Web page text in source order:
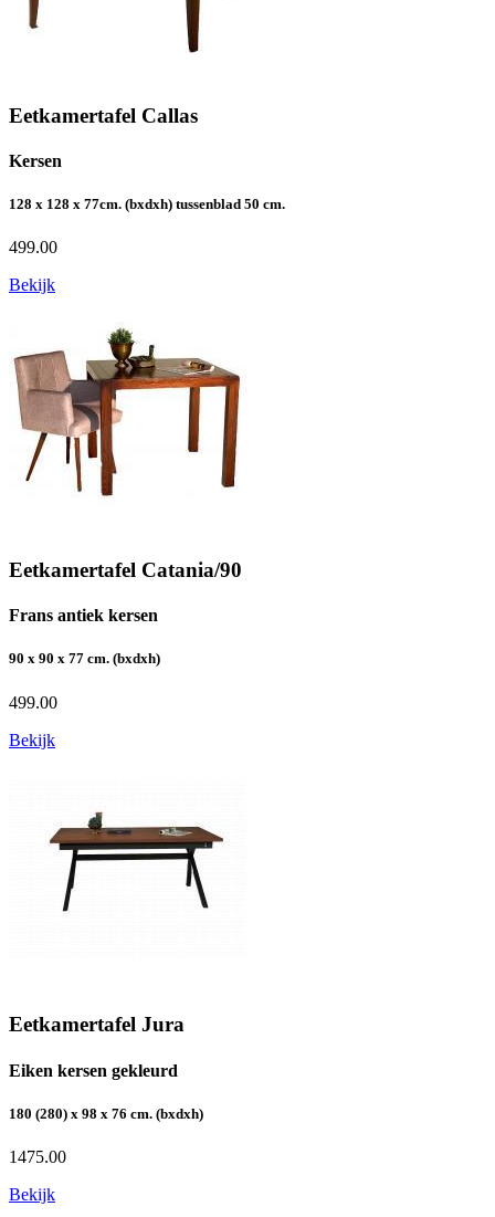
Eetkamertafel Callas
Kersen
128 x 128 x 77cm. (bxdxh) tussenblad 50 cm.
499.00
Bekijk
Eetkamertafel Catania/90
Frans antiek kersen
90 x 90 x 77 cm. (bxdxh)
499.00
Bekijk
Eetkamertafel Jura
Eiken kersen gekleurd
180 (280) x 98 x 76 cm. (bxdxh)
1475.00
Bekijk